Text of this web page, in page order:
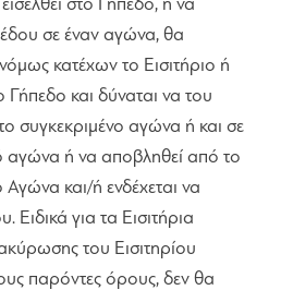
στο Γήπεδο, ή να
σε έναν αγώνα, θα
κατέχων το Εισιτήριο ή
και δύναται να του
συγκεκριμένο αγώνα ή και σε
αγώνα ή να αποβληθεί από το
Αγώνα και/ή ενδέχεται να
Ειδικά για τα Εισιτήρια
του Εισιτηρίου
παρόντες όρους, δεν θα